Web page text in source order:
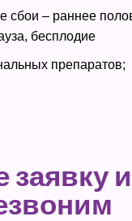
сбои – раннее
бесплодие
препаратов;
заявку